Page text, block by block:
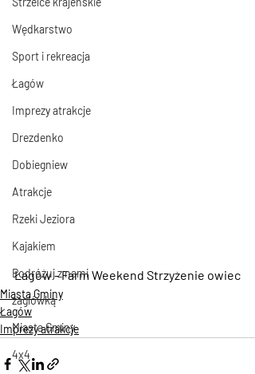
Wędkarstwo
Sport i rekreacja
Łagów
Imprezy atrakcje
Drezdenko
Dobiegniew
Atrakcje
Rzeki Jeziora
Kajakiem
Podróżuj z nami
żaglówką
Miasta Gminy
4x4
Łagów - Farm Weekend Strzyżenie owiec
Miasta Gminy
Łagów
Imprezy atrakcje